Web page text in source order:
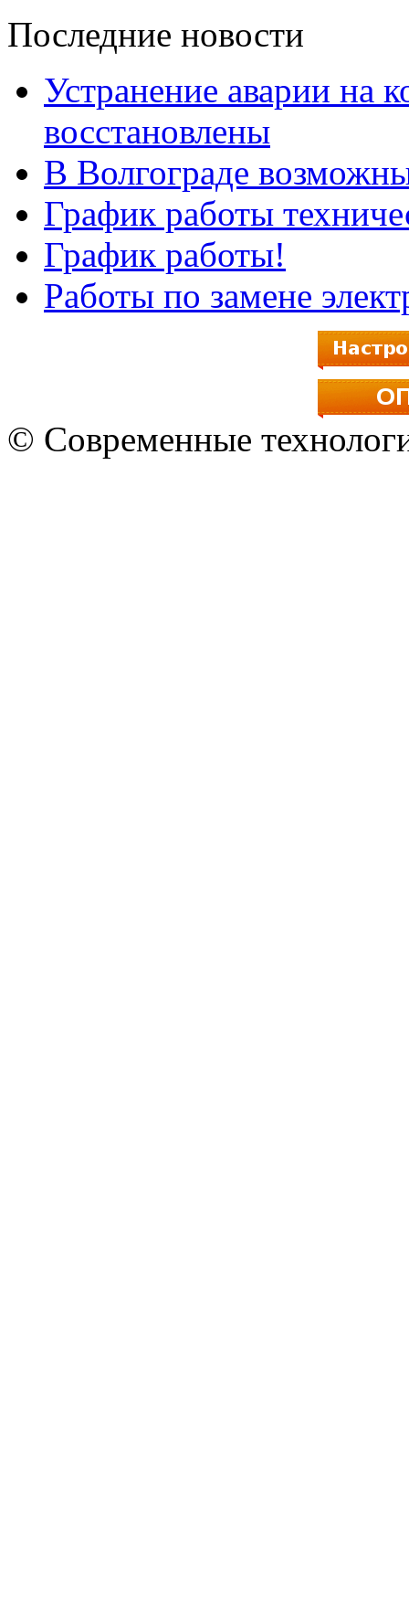
Последние новости
Устранение аварии на
восстановлены
В Волгограде
График работы
График работы!
Работы по замене
© Современные